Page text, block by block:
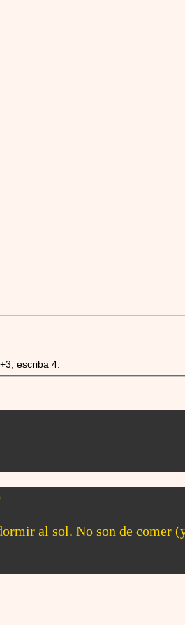
escriba 4.
al sol. No son de comer